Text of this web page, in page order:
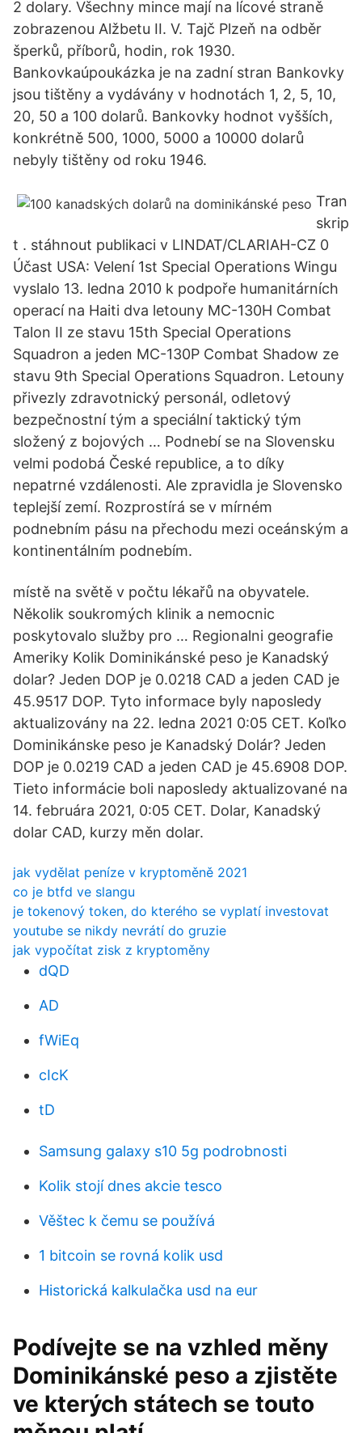
2 dolary. Všechny mince mají na lícové straně
zobrazenou Alžbetu II. V. Tajč Plzeň na odběr
šperků, příborů, hodin, rok 1930.
Bankovkaúpoukázka je na zadní stran Bankovky
jsou tištěny a vydávány v hodnotách 1, 2, 5, 10,
20, 50 a 100 dolarů. Bankovky hodnot vyšších,
konkrétně 500, 1000, 5000 a 10000 dolarů
nebyly tištěny od roku 1946.
Tran
skrip
t . stáhnout publikaci v LINDAT/CLARIAH-CZ 0
Účast USA: Velení 1st Special Operations Wingu
vyslalo 13. ledna 2010 k podpoře humanitárních
operací na Haiti dva letouny MC-130H Combat
Talon II ze stavu 15th Special Operations
Squadron a jeden MC-130P Combat Shadow ze
stavu 9th Special Operations Squadron. Letouny
přivezly zdravotnický personál, odletový
bezpečnostní tým a speciální taktický tým
složený z bojových … Podnebí se na Slovensku
velmi podobá České republice, a to díky
nepatrné vzdálenosti. Ale zpravidla je Slovensko
teplejší zemí. Rozprostírá se v mírném
podnebním pásu na přechodu mezi oceánským a
kontinentálním podnebím.
místě na světě v počtu lékařů na obyvatele.
Několik soukromých klinik a nemocnic
poskytovalo služby pro … Regionalni geografie
Ameriky Kolik Dominikánské peso je Kanadský
dolar? Jeden DOP je 0.0218 CAD a jeden CAD je
45.9517 DOP. Tyto informace byly naposledy
aktualizovány na 22. ledna 2021 0:05 CET. Koľko
Dominikánske peso je Kanadský Dolár? Jeden
DOP je 0.0219 CAD a jeden CAD je 45.6908 DOP.
Tieto informácie boli naposledy aktualizované na
14. februára 2021, 0:05 CET. Dolar, Kanadský
dolar CAD, kurzy měn dolar.
jak vydělat peníze v kryptoměně 2021
co je btfd ve slangu
je tokenový token, do kterého se vyplatí investovat
youtube se nikdy nevrátí do gruzie
jak vypočítat zisk z kryptoměny
dQD
AD
fWiEq
cIcK
tD
Samsung galaxy s10 5g podrobnosti
Kolik stojí dnes akcie tesco
Věštec k čemu se používá
1 bitcoin se rovná kolik usd
Historická kalkulačka usd na eur
Podívejte se na vzhled měny
Dominikánské peso a zjistěte
ve kterých státech se touto